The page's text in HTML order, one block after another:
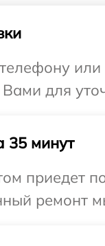
или
для
35 минут
приедет
ремонт